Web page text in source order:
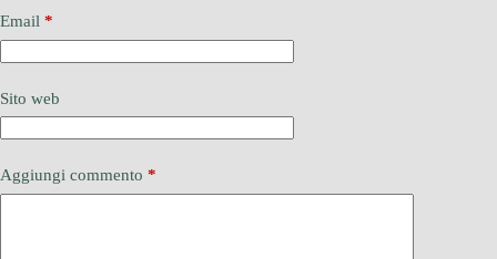
Email *
Sito web
Aggiungi commento *